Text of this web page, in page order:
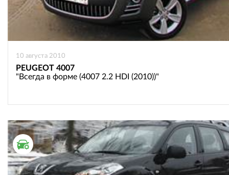
10 августа 2010
PEUGEOT 4007
"Всегда в форме (4007 2.2 HDI (2010))"
ТЕСТ ДРАЙВ